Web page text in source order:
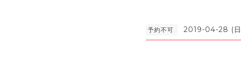
予約不可 2019-04-28 (